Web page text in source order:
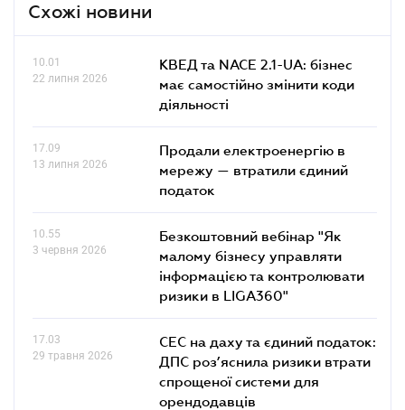
Схожі новини
10.01
22 липня 2026
КВЕД та NACE 2.1-UA: бізнес
має самостійно змінити коди
діяльності
17.09
13 липня 2026
Продали електроенергію в
мережу — втратили єдиний
податок
10.55
3 червня 2026
Безкоштовний вебінар "Як
малому бізнесу управляти
інформацією та контролювати
ризики в LIGA360"
17.03
29 травня 2026
СЕС на даху та єдиний податок:
ДПС роз’яснила ризики втрати
спрощеної системи для
орендодавців